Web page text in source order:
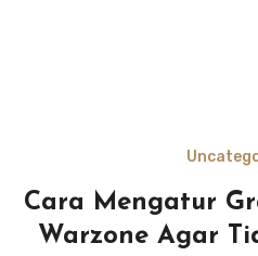
Cara Mengatur
Warzone Agar